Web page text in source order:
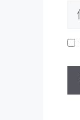
址
網
網